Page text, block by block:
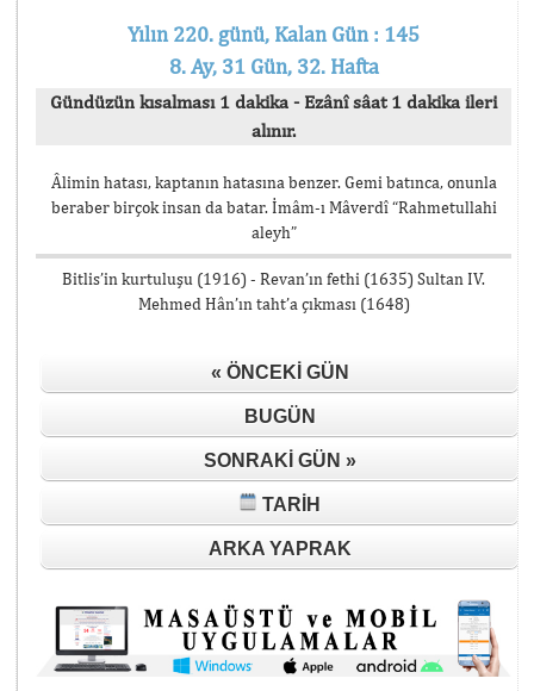
Yılın 220. günü, Kalan Gün : 145
8. Ay, 31 Gün, 32. Hafta
Gündüzün kısalması 1 dakika - Ezânî sâat 1 dakika ileri
alınır.
Âlimin hatası, kaptanın hatasına benzer. Gemi batınca, onunla
beraber birçok insan da batar. İmâm-ı Mâverdî “Rahmetullahi
aleyh”
Bitlis’in kurtuluşu (1916) - Revan’ın fethi (1635) Sultan IV.
Mehmed Hân’ın taht’a çıkması (1648)
« ÖNCEKI GÜN
BUGÜN
SONRAKI GÜN »
TARIH
ARKA YAPRAK